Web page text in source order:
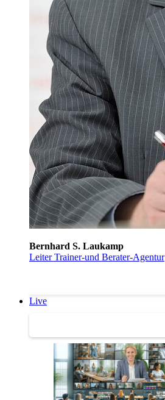
Bernhard S. Laukamp
Leiter Trainer-und Berater-Agentur
Live